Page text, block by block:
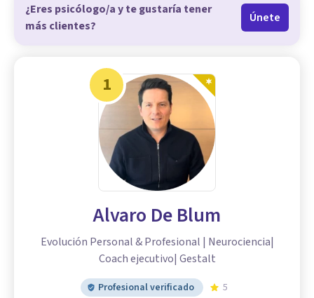
¿Eres psicólogo/a y te gustaría tener
más clientes?
Únete
1
Alvaro De Blum
Evolución Personal & Profesional | Neurociencia|
Coach ejecutivo| Gestalt
Profesional verificado
5